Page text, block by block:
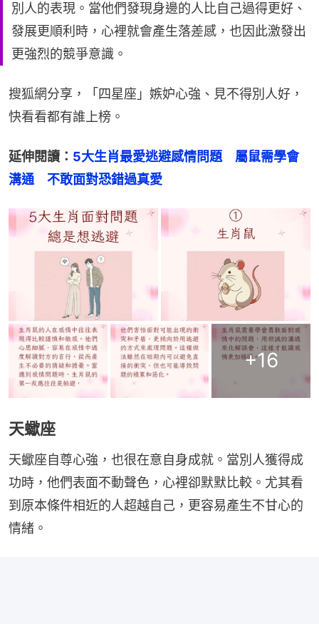
別人的表現。當他們發現身邊的人比自己過得更好、
發展更順利時，心裡就會產生落差感，也因此激發出
更強烈的競爭意識。
搜狐網分享，「四星座」嫉妒心強、見不得別人好，
快看看都有誰上榜。
延伸閱讀： 5大生肖最愛逃避感情問題　屬鼠需學會
溝通　不敢面對恐錯過真愛
+16
天蠍座
天蠍座自尊心強，也很在意自身成就。當別人獲得成
功時，他們表面不動聲色，心裡卻默默比較。尤其看
到原本條件相近的人超越自己，更容易產生不甘心的
情緒。